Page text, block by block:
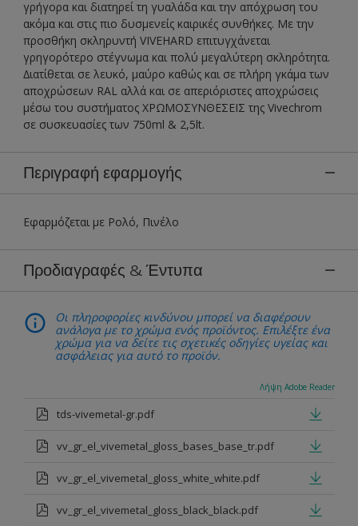
γρήγορα και διατηρεί τη γυαλάδα και την απόχρωση του
ακόμα και στις πιο δυσμενείς καιρικές συνθήκες. Με την
προσθήκη σκληρυντή VIVEHARD επιτυγχάνεται
γρηγορότερο στέγνωμα και πολύ μεγαλύτερη σκληρότητα.
∆ιατίθεται σε λευκό, μαύρο καθώς και σε πλήρη γκάμα των
αποχρώσεων RAL αλλά και σε απεριόριστες αποχρώσεις
μέσω του συστήματος XΡΩΜΟΣΥΝΘΕΣΕΙΣ της Vivechrom
σε συσκευασίες των 750ml & 2,5lt.
Περιγραφή εφαρμογής
Εφαρμόζεται με Ρολό, Πινέλο
Προδιαγραφές & Έντυπα
Οι πληροφορίες κινδύνου μπορεί να διαφέρουν
ανάλογα με το χρώμα ενός προϊόντος. Επιλέξτε ένα
χρώμα για να δείτε τις σχετικές οδηγίες υγείας και
ασφάλειας για αυτό το προϊόν.
Λήψη Adobe Reader
tds-vivemetal-gr.pdf
vv_gr_el_vivemetal_gloss_bases_base_tr.pdf
vv_gr_el_vivemetal_gloss_white_white.pdf
vv_gr_el_vivemetal_gloss_black_black.pdf